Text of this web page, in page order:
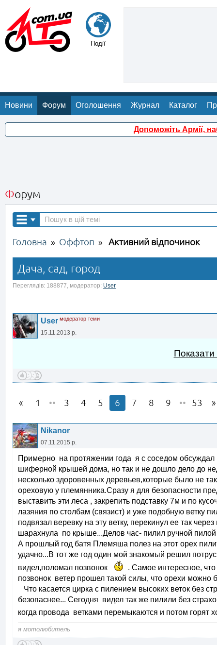
Події
Новини Форум Оголошення Журнал Каталог
Допоможіть Армії,
Форум
Головна » Оффтоп » Активний відпочинок
Дача, сад, город
Переглядів: 188877, модератор: User
User модератор теми
15.11.2013 р.
Показати
1 •• 3 4 5 6 7 8 9 •• 53
Nikanor
07.11.2015 р.
Примерно на протяжении года я с соседом обсуждал
шиферной крышей дома, но так и не дошло дело до
несколько здоровенных деревьев,которые было не
ореховую у племянника.Сразу я для безопасности
выставить эти леса , закрепить подставку 7м и по
лазяния по столбам (связист) и уже подобную ветку
подвязал веревку на эту ветку, перекинул ее так
шарахнула по крыше...Делов час- пилил ручной
А прошлый год батя Племяша полез на этот орех
удачно...В тот же год один мой знакомый решил
видел,поломал позвонок
. Самое интересное,
позвонок ветер прошел такой силы, что орехи можно
Что касается цирка с пилением высоких веток без
безопаснее... Сегодня видел так же пилили без
когда провода ветками перемыкаются и потом горят
я мотолюбитель